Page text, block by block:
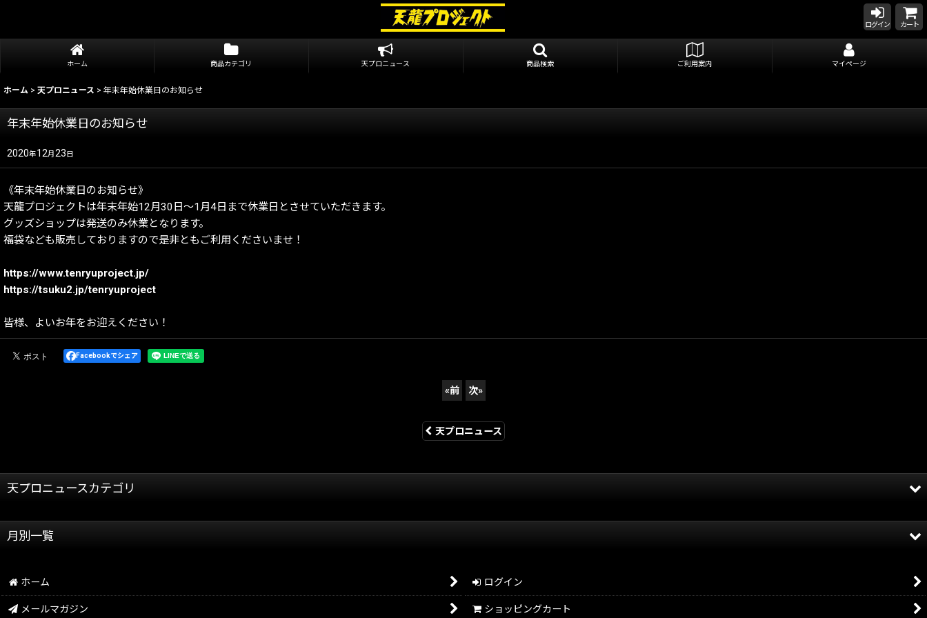
ログイン カート
ホーム 商品カテゴリ 天プロニュース 商品検索 ご利用案内 マイページ
ホーム > 天プロニュース > 年末年始休業日のお知らせ
年末年始休業日のお知らせ
2020年12月 23 日
《年末年始休業日のお知らせ》
天龍プロジェクトは年末年始12月30日～1月4日まで休業日とさせていただきます。
グッズショップは発送のみ休業となります。
福袋なども販売しておりますので是非ともご利用くださいませ！
https://www.tenryuproject.jp/
https://tsuku2.jp/tenryuproject
皆様、よいお年をお迎えください！
Facebookでシェア
«前 次»
天プロニュース
天プロニュースカテゴリ
天龍プロジェクト
月別一覧
2025年
ホーム ログイン
メールマガジン ショッピングカート